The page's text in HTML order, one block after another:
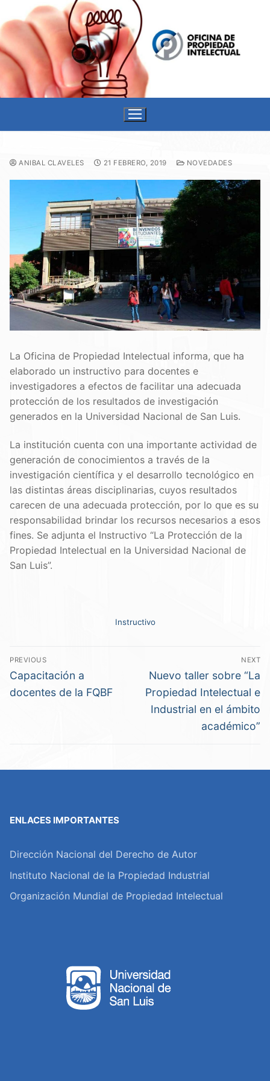
ANIBAL CLAVELES 21 FEBRERO, 2019 NOVEDADES
La Oficina de Propiedad Intelectual informa, que ha
elaborado un instructivo para docentes e
investigadores a efectos de facilitar una adecuada
protección de los resultados de investigación
generados en la Universidad Nacional de San Luis.
La institución cuenta con una importante actividad de
generación de conocimientos a través de la
investigación científica y el desarrollo tecnológico en
las distintas áreas disciplinarias, cuyos resultados
carecen de una adecuada protección, por lo que es su
responsabilidad brindar los recursos necesarios a esos
fines. Se adjunta el Instructivo “La Protección de la
Propiedad Intelectual en la Universidad Nacional de
San Luis”.
Instructivo
PREVIOUS
Capacitación a
docentes de la FQBF
NEXT
Nuevo taller sobre “La
Propiedad Intelectual e
Industrial en el ámbito
académico”
ENLACES IMPORTANTES
Dirección Nacional del Derecho de Autor
Instituto Nacional de la Propiedad Industrial
Organización Mundial de Propiedad Intelectual